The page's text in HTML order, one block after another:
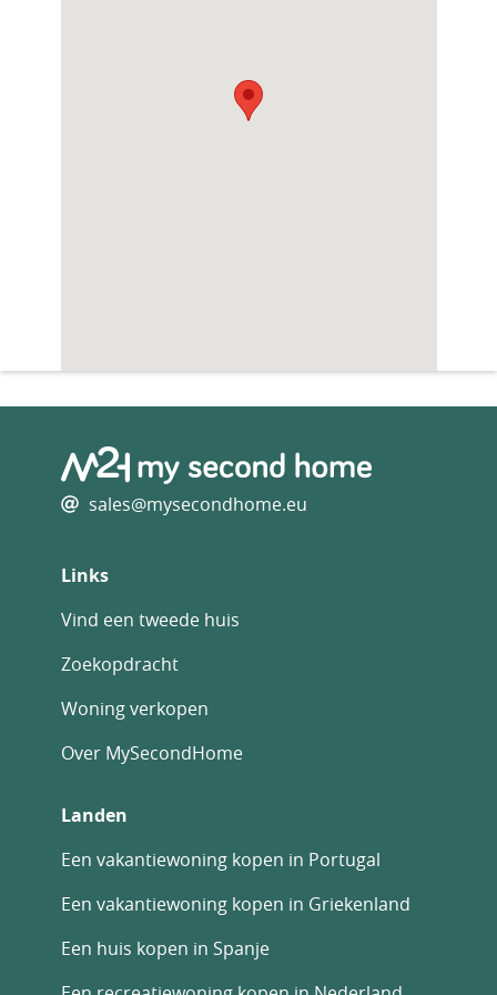
sales@mysecondhome.eu
Links
Vind een tweede huis
Zoekopdracht
Woning verkopen
Over MySecondHome
Landen
Een vakantiewoning kopen in Portugal
Een vakantiewoning kopen in Griekenland
Een huis kopen in Spanje